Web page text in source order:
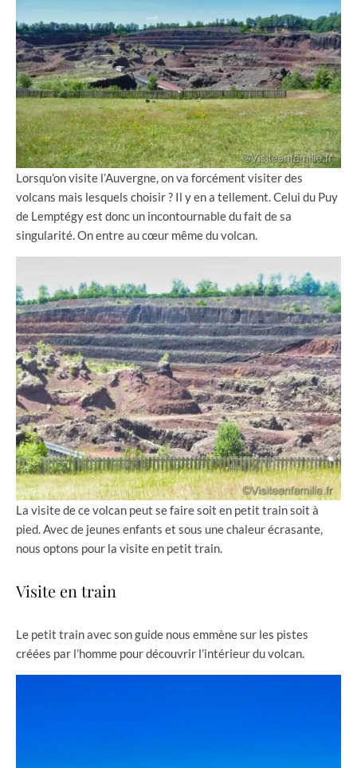
Lorsqu’on visite l’Auvergne, on va forcément visiter des
volcans mais lesquels choisir ? Il y en a tellement. Celui du Puy
de Lemptégy est donc un incontournable du fait de sa
singularité. On entre au cœur même du volcan.
La visite de ce volcan peut se faire soit en petit train soit à
pied. Avec de jeunes enfants et sous une chaleur écrasante,
nous optons pour la visite en petit train.
Visite en train
Le petit train avec son guide nous emmène sur les pistes
créées par l’homme pour découvrir l’intérieur du volcan.